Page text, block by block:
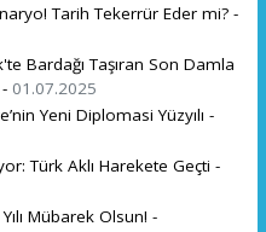
Tarih Tekerrür Eder mi? -
Bardağı Taşıran Son Damla
01.07.2025
Yeni Diplomasi Yüzyılı -
Türk Aklı Harekete Geçti -
Mübarek Olsun! -